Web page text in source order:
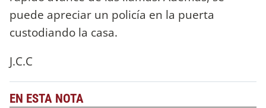
puede apreciar un policía en la puerta
custodiando la casa.
J.C.C
EN ESTA NOTA